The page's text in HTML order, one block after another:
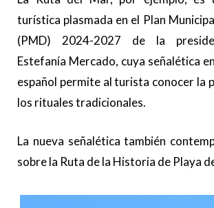
turística plasmada en el Plan
(PMD) 2024-2027 de la
Estefanía Mercado, cuya señalética
español permite al turista conocer la
los rituales tradicionales.
La nueva señalética también
sobre la Ruta de la Historia de Playa